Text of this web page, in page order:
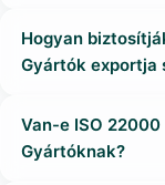
Hogyan
Gyártók exportja
Van-e ISO
Gyártóknak?